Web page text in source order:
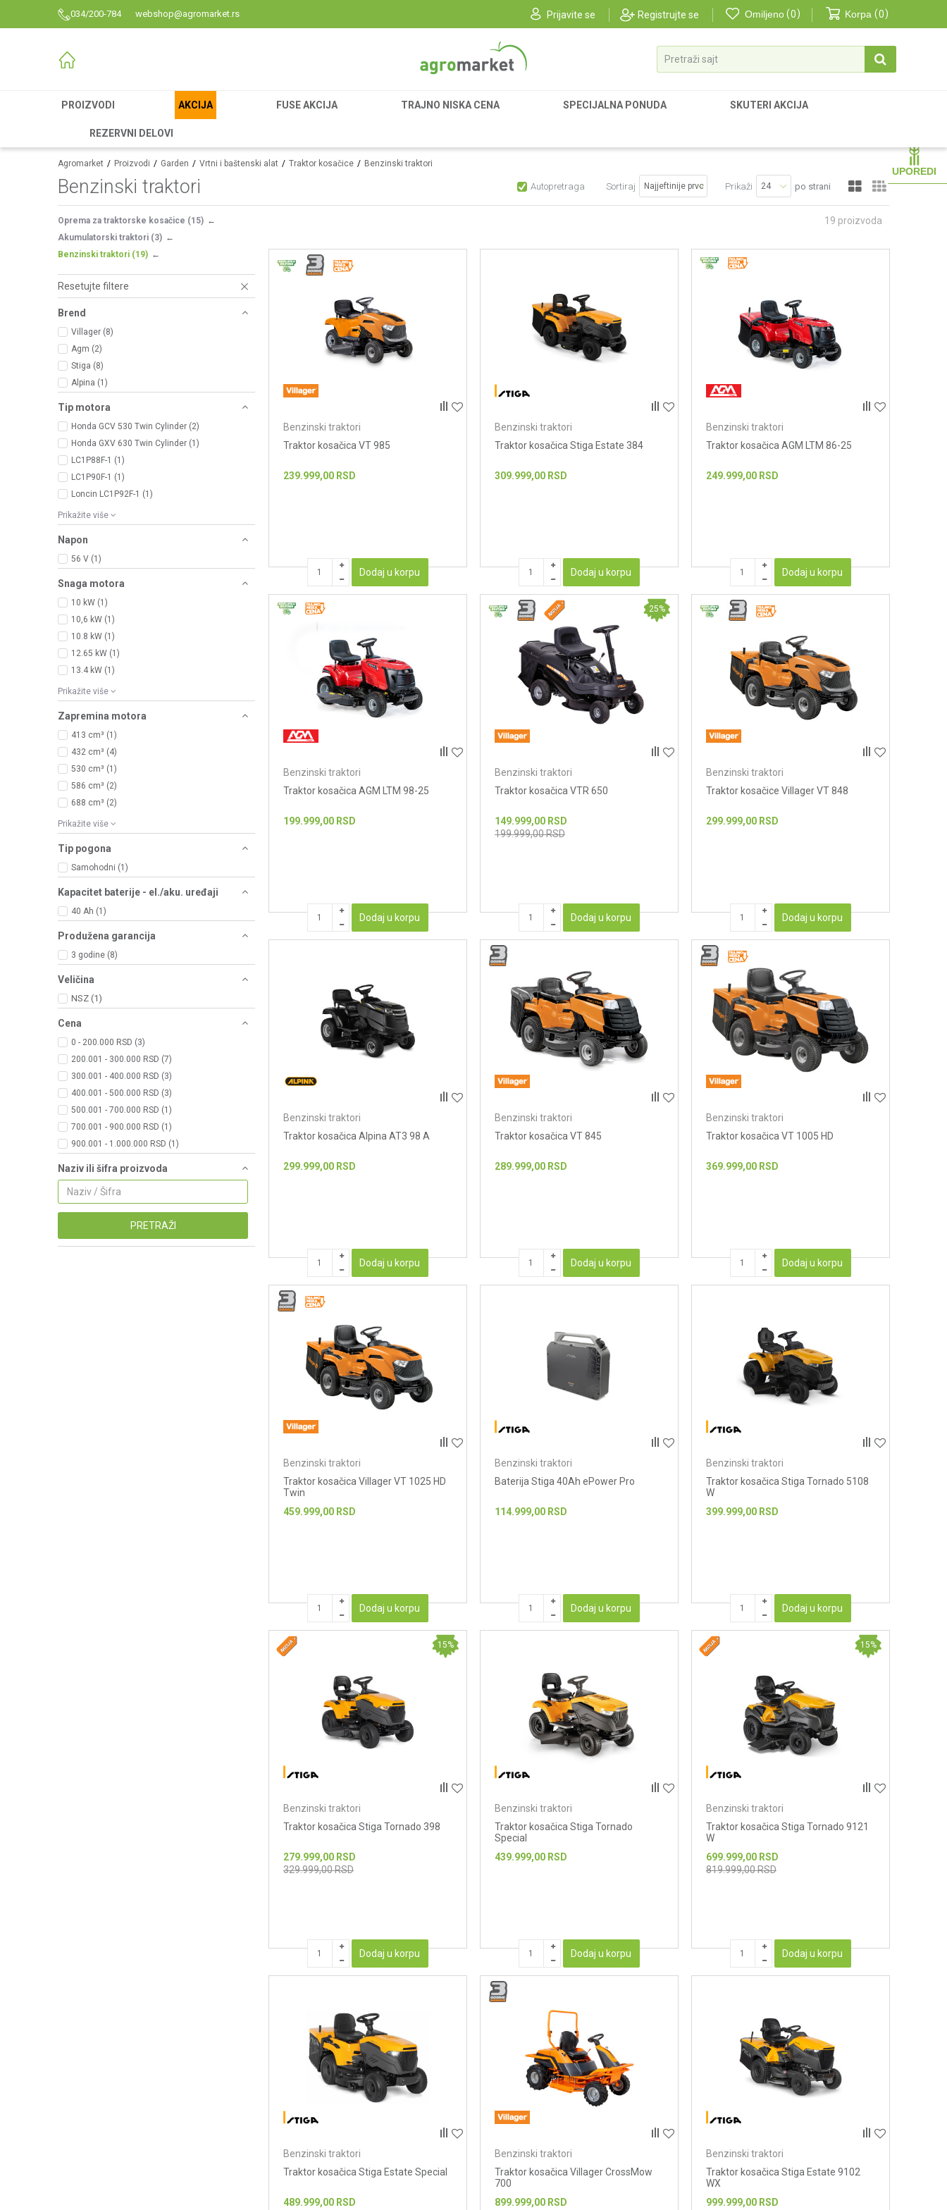
034/200-784 webshop@agromarket.rs Prijavite se Registrujte se Omiljeno 0 Korpa 0
Pretraži sajt
PROIZVODI AKCIJA FUSE AKCIJA TRAJNO NISKA CENA SPECIJALNA PONUDA SKUTERI AKCIJA
REZERVNI DELOVI
UPOREDI
Agromarket Proizvodi Garden Vrtni i baštenski alat Traktor kosačice Benzinski traktori
Benzinski traktori Autopretraga Sortiraj Prikaži po strani
Oprema za traktorske kosačice (15)
Akumulatorski traktori (3)
Benzinski traktori (19)
Resetujte filtere
Brend
Villager (8)
Agm (2)
Stiga (8)
Alpina (1)
Tip motora
Honda GCV 530 Twin Cylinder (2)
Honda GXV 630 Twin Cylinder (1)
LC1P88F-1 (1)
LC1P90F-1 (1)
Loncin LC1P92F-1 (1)
Prikažite više
Napon
56 V (1)
Snaga motora
10 kW (1)
10,6 kW (1)
10.8 kW (1)
12.65 kW (1)
13.4 kW (1)
Prikažite više
Zapremina motora
413 cm³ (1)
432 cm³ (4)
530 cm³ (1)
586 cm³ (2)
688 cm³ (2)
Prikažite više
Tip pogona
Samohodni (1)
Kapacitet baterije - el./aku. uređaji
40 Ah (1)
Produžena garancija
3 godine (8)
Veličina
NSZ (1)
Cena
0 - 200.000 RSD (3)
200.001 - 300.000 RSD (7)
300.001 - 400.000 RSD (3)
400.001 - 500.000 RSD (3)
500.001 - 700.000 RSD (1)
700.001 - 900.000 RSD (1)
900.001 - 1.000.000 RSD (1)
Naziv ili šifra proizvoda
PRETRAŽI
19 proizvoda
Benzinski traktori
Traktor kosačica VT 985
239.999,00 RSD
Dodaj u korpu
Benzinski traktori
Traktor kosačica Stiga Estate 384
309.999,00 RSD
Dodaj u korpu
Benzinski traktori
Traktor kosačica AGM LTM 86-25
249.999,00 RSD
Dodaj u korpu
Benzinski traktori
Traktor kosačica AGM LTM 98-25
199.999,00 RSD
Dodaj u korpu
25%
Benzinski traktori
Traktor kosačica VTR 650
149.999,00 RSD
199.999,00RSD
Dodaj u korpu
Benzinski traktori
Traktor kosačice Villager VT 848
299.999,00 RSD
Dodaj u korpu
Benzinski traktori
Traktor kosačica Alpina AT3 98 A
299.999,00 RSD
Dodaj u korpu
Benzinski traktori
Traktor kosačica VT 845
289.999,00 RSD
Dodaj u korpu
Benzinski traktori
Traktor kosačica VT 1005 HD
369.999,00 RSD
Dodaj u korpu
Benzinski traktori
Traktor kosačica Villager VT 1025 HD
Twin
459.999,00 RSD
Dodaj u korpu
Benzinski traktori
Baterija Stiga 40Ah ePower Pro
114.999,00 RSD
Dodaj u korpu
Benzinski traktori
Traktor kosačica Stiga Tornado 5108
W
399.999,00 RSD
Dodaj u korpu
15%
Benzinski traktori
Traktor kosačica Stiga Tornado 398
279.999,00 RSD
329.999,00RSD
Dodaj u korpu
Benzinski traktori
Traktor kosačica Stiga Tornado
Special
439.999,00 RSD
Dodaj u korpu
15%
Benzinski traktori
Traktor kosačica Stiga Tornado 9121
W
699.999,00 RSD
819.999,00RSD
Dodaj u korpu
Benzinski traktori
Traktor kosačica Stiga Estate Special
489.999,00 RSD
Benzinski traktori
Traktor kosačica Villager CrossMow
700
899.999,00 RSD
Benzinski traktori
Traktor kosačica Stiga Estate 9102
WX
999.999,00 RSD